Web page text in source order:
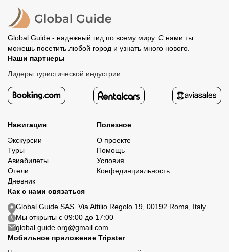
Global Guide - надежный гид по всему миру. С нами ты
можешь посетить любой город и узнать много нового.
Наши партнеры
Лидеры туристической индустрии
Навигация
Экскурсии
Туры
Авиабилеты
Отели
Дневник
Полезное
О проекте
Помощь
Условия
Конфединциальность
Как с нами связаться
Global Guide SAS. Via Attilio Regolo 19, 00192 Roma, Italy
Мы открыты с 09:00 до 17:00
global.guide.org@gmail.com
Мобильное приложение Tripster